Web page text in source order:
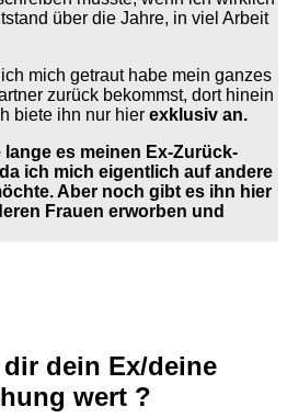
über die Jahre, in viel Arbeit
mich getraut habe mein ganzes
zurück bekommst, dort hinein
biete ihn nur hier exklusiv an.
lange es meinen Ex-Zurück-
ich mich eigentlich auf andere
Aber noch gibt es ihn hier
Frauen erworben und
dein Ex/deine
wert ?